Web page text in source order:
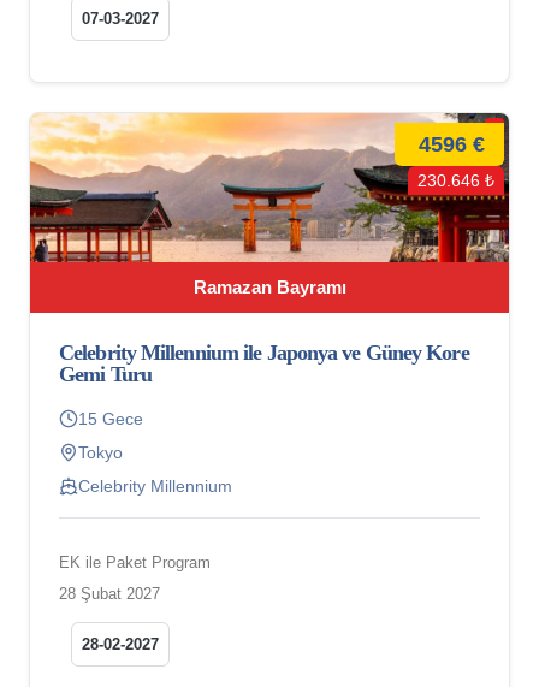
07-03-2027
Ramazan Bayramı
4596 €
230.646 ₺
Celebrity Millennium ile Japonya ve Güney Kore
Gemi Turu
15 Gece
Tokyo
Celebrity Millennium
EK ile Paket Program
28 Şubat 2027
28-02-2027